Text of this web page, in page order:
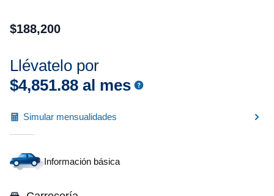
$188,200
Llévatelo por
$4,851.88 al mes
Simular mensualidades
Información básica